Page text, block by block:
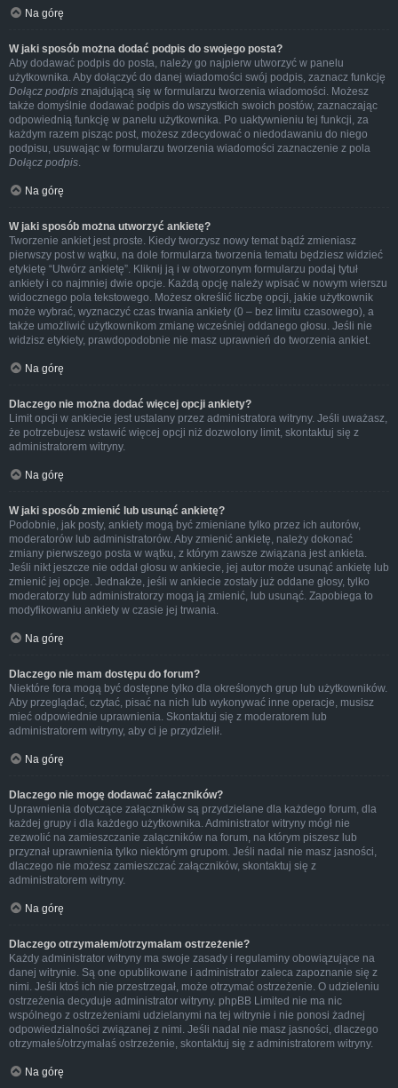
Na górę
W jaki sposób można dodać podpis do swojego posta?
Aby dodawać podpis do posta, należy go najpierw utworzyć w panelu
użytkownika. Aby dołączyć do danej wiadomości swój podpis, zaznacz funkcję
Dołącz podpis znajdującą się w formularzu tworzenia wiadomości. Możesz
także domyślnie dodawać podpis do wszystkich swoich postów, zaznaczając
odpowiednią funkcję w panelu użytkownika. Po uaktywnieniu tej funkcji, za
każdym razem pisząc post, możesz zdecydować o niedodawaniu do niego
podpisu, usuwając w formularzu tworzenia wiadomości zaznaczenie z pola
Dołącz podpis.
Na górę
W jaki sposób można utworzyć ankietę?
Tworzenie ankiet jest proste. Kiedy tworzysz nowy temat bądź zmieniasz
pierwszy post w wątku, na dole formularza tworzenia tematu będziesz widzieć
etykietę “Utwórz ankietę”. Kliknij ją i w otworzonym formularzu podaj tytuł
ankiety i co najmniej dwie opcje. Każdą opcję należy wpisać w nowym wierszu
widocznego pola tekstowego. Możesz określić liczbę opcji, jakie użytkownik
może wybrać, wyznaczyć czas trwania ankiety (0 – bez limitu czasowego), a
także umożliwić użytkownikom zmianę wcześniej oddanego głosu. Jeśli nie
widzisz etykiety, prawdopodobnie nie masz uprawnień do tworzenia ankiet.
Na górę
Dlaczego nie można dodać więcej opcji ankiety?
Limit opcji w ankiecie jest ustalany przez administratora witryny. Jeśli uważasz,
że potrzebujesz wstawić więcej opcji niż dozwolony limit, skontaktuj się z
administratorem witryny.
Na górę
W jaki sposób zmienić lub usunąć ankietę?
Podobnie, jak posty, ankiety mogą być zmieniane tylko przez ich autorów,
moderatorów lub administratorów. Aby zmienić ankietę, należy dokonać
zmiany pierwszego posta w wątku, z którym zawsze związana jest ankieta.
Jeśli nikt jeszcze nie oddał głosu w ankiecie, jej autor może usunąć ankietę lub
zmienić jej opcje. Jednakże, jeśli w ankiecie zostały już oddane głosy, tylko
moderatorzy lub administratorzy mogą ją zmienić, lub usunąć. Zapobiega to
modyfikowaniu ankiety w czasie jej trwania.
Na górę
Dlaczego nie mam dostępu do forum?
Niektóre fora mogą być dostępne tylko dla określonych grup lub użytkowników.
Aby przeglądać, czytać, pisać na nich lub wykonywać inne operacje, musisz
mieć odpowiednie uprawnienia. Skontaktuj się z moderatorem lub
administratorem witryny, aby ci je przydzielił.
Na górę
Dlaczego nie mogę dodawać załączników?
Uprawnienia dotyczące załączników są przydzielane dla każdego forum, dla
każdej grupy i dla każdego użytkownika. Administrator witryny mógł nie
zezwolić na zamieszczanie załączników na forum, na którym piszesz lub
przyznał uprawnienia tylko niektórym grupom. Jeśli nadal nie masz jasności,
dlaczego nie możesz zamieszczać załączników, skontaktuj się z
administratorem witryny.
Na górę
Dlaczego otrzymałem/otrzymałam ostrzeżenie?
Każdy administrator witryny ma swoje zasady i regulaminy obowiązujące na
danej witrynie. Są one opublikowane i administrator zaleca zapoznanie się z
nimi. Jeśli ktoś ich nie przestrzegał, może otrzymać ostrzeżenie. O udzieleniu
ostrzeżenia decyduje administrator witryny. phpBB Limited nie ma nic
wspólnego z ostrzeżeniami udzielanymi na tej witrynie i nie ponosi żadnej
odpowiedzialności związanej z nimi. Jeśli nadal nie masz jasności, dlaczego
otrzymałeś/otrzymałaś ostrzeżenie, skontaktuj się z administratorem witryny.
Na górę